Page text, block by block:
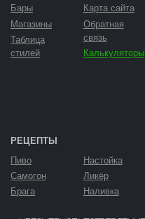
Бары
Магазины
Таблица
стилей
Карта сайта
Обратная
связь
Калькуляторы
РЕЦЕПТЫ
Пиво
Самогон
Брага
Настойка
Ликёр
Наливка